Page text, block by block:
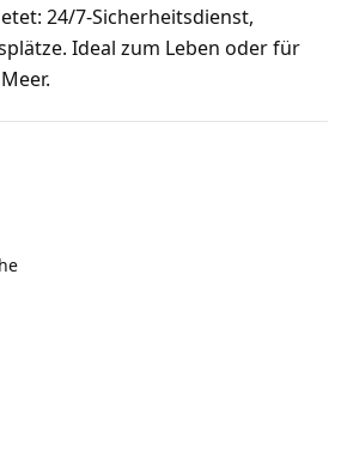
24/7-Sicherheitsdienst,
Ideal zum Leben oder für